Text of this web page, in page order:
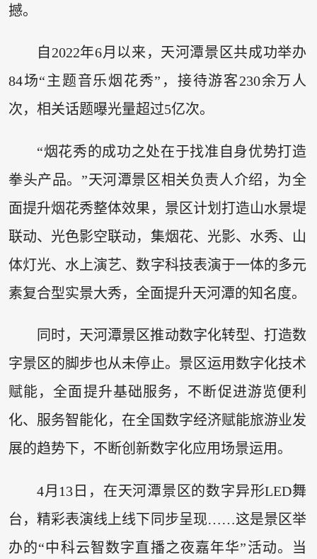
撼。
自2022年6月以来，天河潭景区共成功举办
84场“主题音乐烟花秀”，接待游客230余万人
次，相关话题曝光量超过5亿次。
“烟花秀的成功之处在于找准自身优势打造
拳头产品。”天河潭景区相关负责人介绍，为全
面提升烟花秀整体效果，景区计划打造山水景堤
联动、光色影空联动，集烟花、光影、水秀、山
体灯光、水上演艺、数字科技表演于一体的多元
素复合型实景大秀，全面提升天河潭的知名度。
同时，天河潭景区推动数字化转型、打造数
字景区的脚步也从未停止。景区运用数字化技术
赋能，全面提升基础服务，不断促进游览便利
化、服务智能化，在全国数字经济赋能旅游业发
展的趋势下，不断创新数字化应用场景运用。
4月13日，在天河潭景区的数字异形LED舞
台，精彩表演线上线下同步呈现……这是景区举
办的“中科云智数字直播之夜嘉年华”活动。当